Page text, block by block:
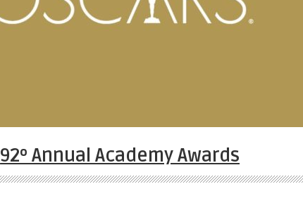
92º Annual Academy Awards